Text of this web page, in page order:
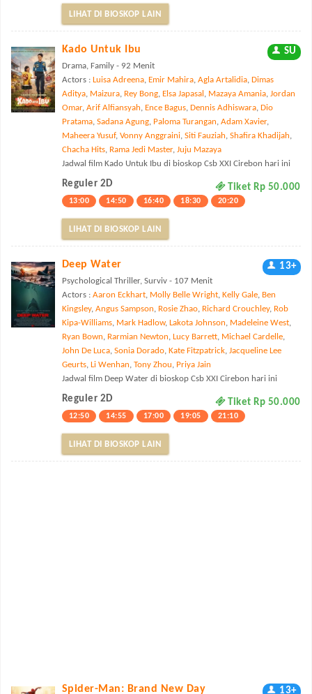
LIHAT DI BIOSKOP LAIN
Kado Untuk Ibu SU
Drama, Family - 92 Menit
Actors : Luisa Adreena, Emir Mahira, Agla Artalidia, Dimas
Aditya, Maizura, Rey Bong, Elsa Japasal , Mazaya Amania, Jordan
Omar, Arif Alfiansyah, Ence Bagus, Dennis Adhiswara, Dio
Pratama, Sadana Agung, Paloma Turangan, Adam Xavier,
Maheera Yusuf, Vonny Anggraini, Siti Fauziah, Shafira Khadijah,
Chacha Hits, Rama Jedi Master, Juju Mazaya
Jadwal film Kado Untuk Ibu di bioskop Csb XXI Cirebon hari ini
Reguler 2D Tiket Rp 50.000
13:00 14:50 16:40 18:30 20:20
LIHAT DI BIOSKOP LAIN
Deep Water 13+
Psychological Thriller, Surviv - 107 Menit
Actors : Aaron Eckhart, Molly Belle Wright, Kelly Gale, Ben
Kingsley, Angus Sampson, Rosie Zhao, Richard Crouchley, Rob
Kipa-Williams, Mark Hadlow, Lakota Johnson, Madeleine West,
Ryan Bown, Rarmian Newton, Lucy Barrett, Michael Cardelle,
John De Luca, Sonia Dorado, Kate Fitzpatrick, Jacqueline Lee
Geurts, Li Wenhan, Tony Zhou, Priya Jain
Jadwal film Deep Water di bioskop Csb XXI Cirebon hari ini
Reguler 2D Tiket Rp 50.000
12:50 14:55 17:00 19:05 21:10
LIHAT DI BIOSKOP LAIN
Spider-Man: Brand New Day 13+